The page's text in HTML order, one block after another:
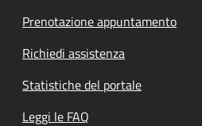
Prenotazione appuntamento
Richiedi assistenza
Statistiche del portale
Leggi le FAQ